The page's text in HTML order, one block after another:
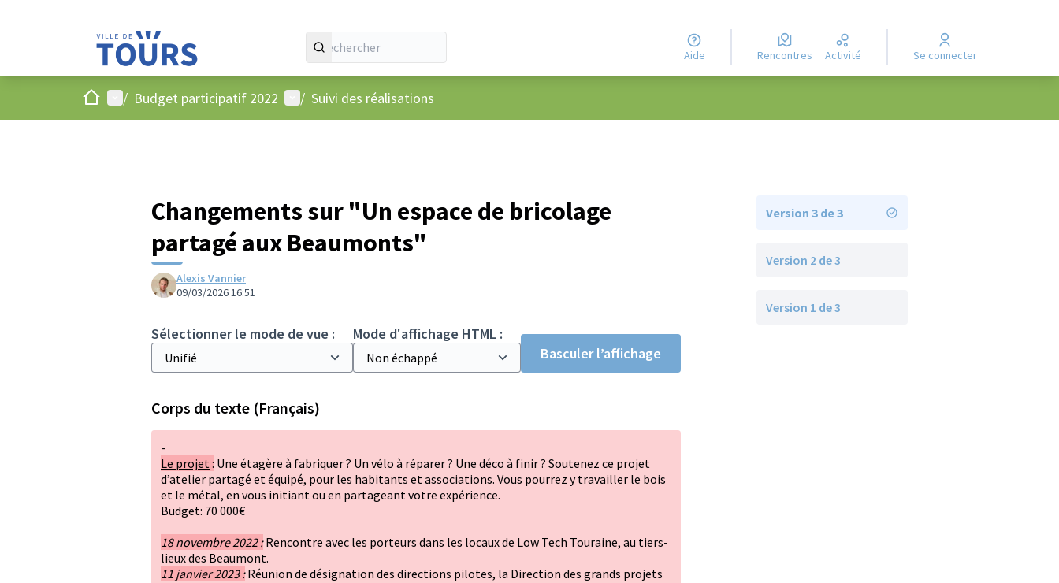
Aide Rencontres Activité Se connecter
AccueilMenu principal
/ Budget participatif 2022 Menu utilisateur
/ Suivi des réalisations
Changements sur "Un espace de bricolage
partagé aux Beaumonts"
Alexis Vannier
09/03/2026 16:51
Sélectionner le mode de vue :
Mode d'affichage HTML :
Basculer l’affichage
Corps du texte (Français)
-
Le projet: Une étagère à fabriquer ? Un vélo à réparer ? Une déco à finir ? Soutenez ce projet
d’atelier partagé et équipé, pour les habitants et associations. Vous pourrez y travailler le bois
et le métal, en vous initiant ou en partageant votre expérience.
Budget: 70 000€
18 novembre 2022 :Rencontre avec les porteurs dans les locaux de Low Tech Touraine, au tiers-
lieux des Beaumont.
11 janvier 2023 :Réunion de désignation des directions pilotes, la Direction des grands projets
Version 3 de 3
Version 2 de 3
Version 1 de 3